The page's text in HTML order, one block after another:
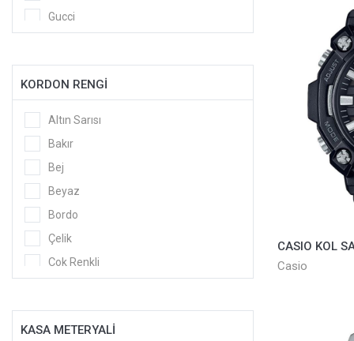
Gucci
Guess Collection
Hublot
Quantum
Raymond Weil
KORDON RENGİ
Altın Sarısı
Bakır
Bej
Beyaz
Bordo
Çelik
Çok Renkli
Gri
Gümüş Sarı
KASA METERYALİ
Casio